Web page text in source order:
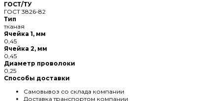
ГОСТ/ТУ
ГОСТ 3826-82
Тип
тканая
Ячейка 1, мм
0,45
Ячейка 2, мм
0,45
Диаметр проволоки
0,25
Способы доставки
Самовывоз со склада компании
Доставка транспортом компании